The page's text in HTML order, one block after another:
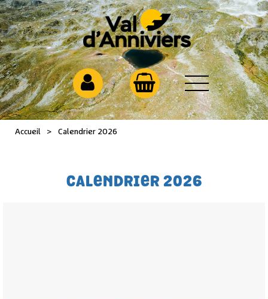
Accueil > Calendrier 2026
CALENDRIER 2026